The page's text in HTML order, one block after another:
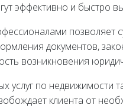
эффективно и быстро
документов,
возникновения
услуг по недвижимости
клиента от